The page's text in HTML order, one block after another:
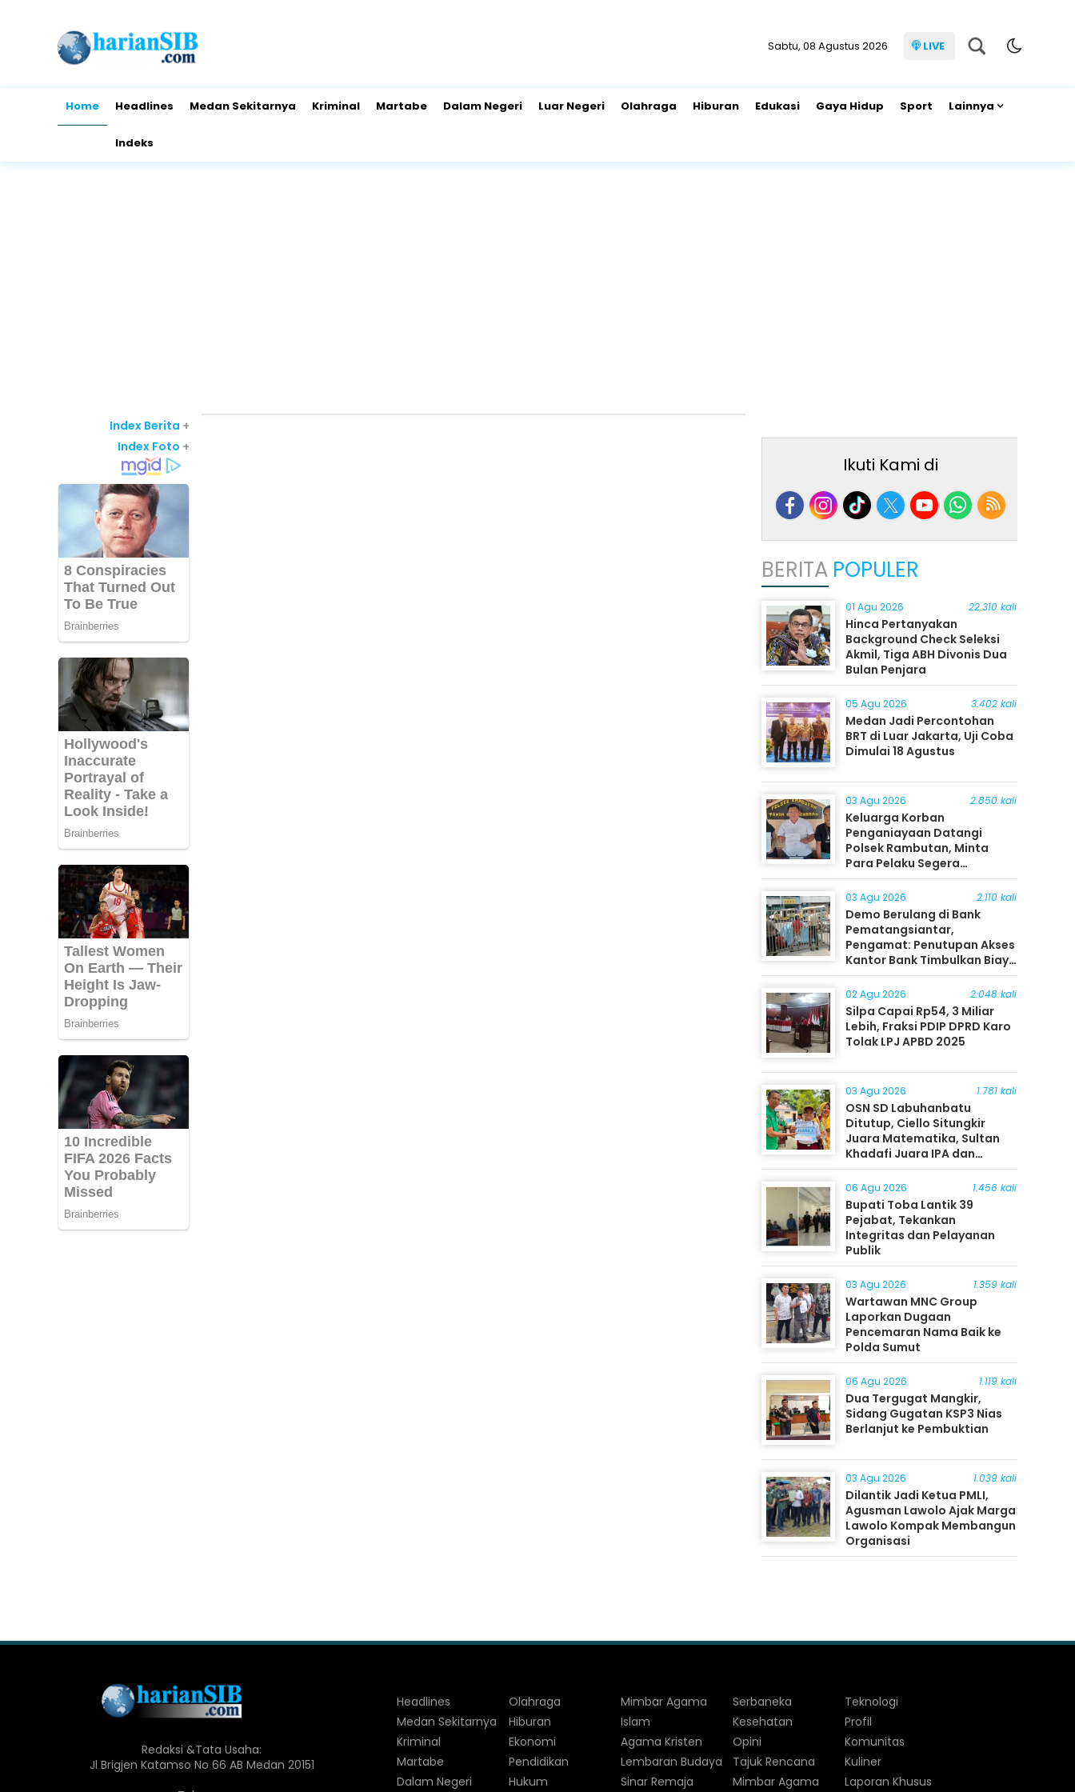
Sabtu, 08 Agustus 2026 LIVE
Home Headlines Medan Sekitarnya Kriminal Martabe Dalam Negeri Luar Negeri Olahraga Hiburan Edukasi Gaya Hidup Sport Lainnya
Indeks
Index Berita +
Index Foto +
Ikuti Kami di
BERITA POPULER
01 Agu 2026 22.310 kali
Hinca Pertanyakan
Background Check Seleksi
Akmil, Tiga ABH Divonis Dua
Bulan Penjara
05 Agu 2026 3.402 kali
Medan Jadi Percontohan
BRT di Luar Jakarta, Uji Coba
Dimulai 18 Agustus
03 Agu 2026 2.850 kali
Keluarga Korban
Penganiayaan Datangi
Polsek Rambutan, Minta
Para Pelaku Segera
Ditangkap
03 Agu 2026 2.110 kali
Demo Berulang di Bank
Pematangsiantar,
Pengamat: Penutupan Akses
Kantor Bank Timbulkan Biaya
Ekonomi bagi Masyarakat
02 Agu 2026 2.048 kali
Silpa Capai Rp54, 3 Miliar
Lebih, Fraksi PDIP DPRD Karo
Tolak LPJ APBD 2025
03 Agu 2026 1.781 kali
OSN SD Labuhanbatu
Ditutup, Ciello Situngkir
Juara Matematika, Sultan
Khadafi Juara IPA dan
Timothy Rangkuti Juara IPS
06 Agu 2026 1.456 kali
Bupati Toba Lantik 39
Pejabat, Tekankan
Integritas dan Pelayanan
Publik
03 Agu 2026 1.359 kali
Wartawan MNC Group
Laporkan Dugaan
Pencemaran Nama Baik ke
Polda Sumut
06 Agu 2026 1.119 kali
Dua Tergugat Mangkir,
Sidang Gugatan KSP3 Nias
Berlanjut ke Pembuktian
03 Agu 2026 1.039 kali
Dilantik Jadi Ketua PMLI,
Agusman Lawolo Ajak Marga
Lawolo Kompak Membangun
Organisasi
Redaksi &Tata Usaha:
Jl Brigjen Katamso No 66 AB Medan 20151
Headlines
Medan Sekitarnya
Kriminal
Martabe
Dalam Negeri
Olahraga
Hiburan
Ekonomi
Pendidikan
Hukum
Mimbar Agama
Islam
Agama Kristen
Lembaran Budaya
Sinar Remaja
Serbaneka
Kesehatan
Opini
Tajuk Rencana
Mimbar Agama
Teknologi
Profil
Komunitas
Kuliner
Laporan Khusus